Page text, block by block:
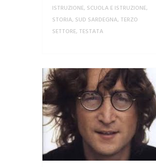
ISTRUZIONE, SCUOLA E ISTRUZIONE,
STORIA, SUD SARDEGNA, TERZO
SETTORE, TESTATA